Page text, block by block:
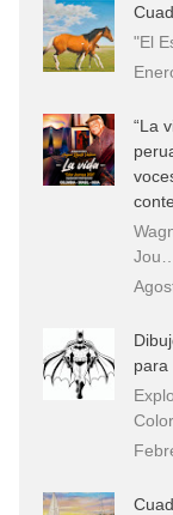
"El
“La
Jou…
para